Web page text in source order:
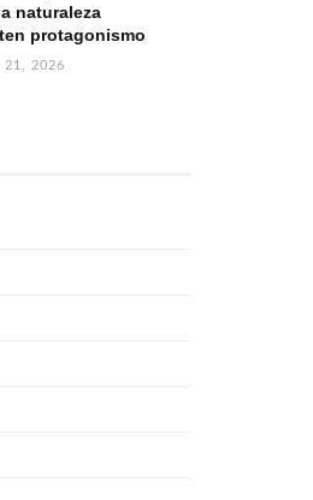
naturaleza
protagonismo
21, 2026